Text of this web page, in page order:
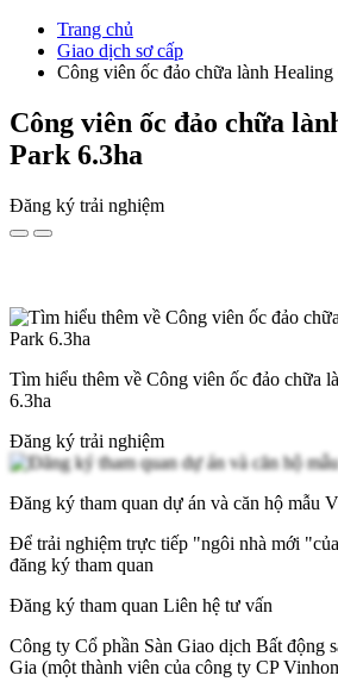
Trang chủ
Giao dịch sơ cấp
Công viên ốc đảo chữa lành Healing
Công viên ốc đảo chữa
Park 6.3ha
Đăng ký trải nghiệm
Tìm hiểu thêm về Công viên ốc đảo chữa
6.3ha
Đăng ký trải nghiệm
Đăng ký tham quan dự án và căn hộ mẫu
Để trải nghiệm trực tiếp "ngôi nhà mới
đăng ký tham quan
Đăng ký tham quan Liên hệ tư vấn
Công ty Cổ phần Sàn Giao dịch Bất động
Gia (một thành viên của công ty CP